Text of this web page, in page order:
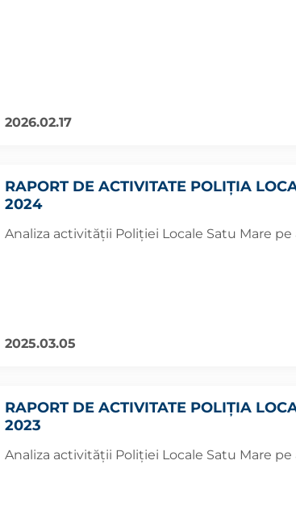
2026.02.17
RAPORT DE ACTIVITATE POLIȚIA
2024
Analiza activității Poliției Locale Satu Mare
2025.03.05
RAPORT DE ACTIVITATE POLIȚIA
2023
Analiza activității Poliției Locale Satu Mare pe